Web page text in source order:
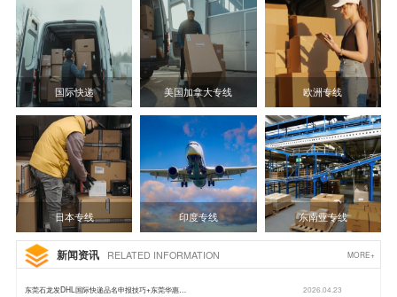
国际快递 美国加拿大专线 欧洲专线
日本专线 印度专线 东南亚专线
新闻资讯 RELATED INFORMATION MORE+
东莞石龙发DHL国际快递品名申报技巧+东莞华惠… 2026.04.23